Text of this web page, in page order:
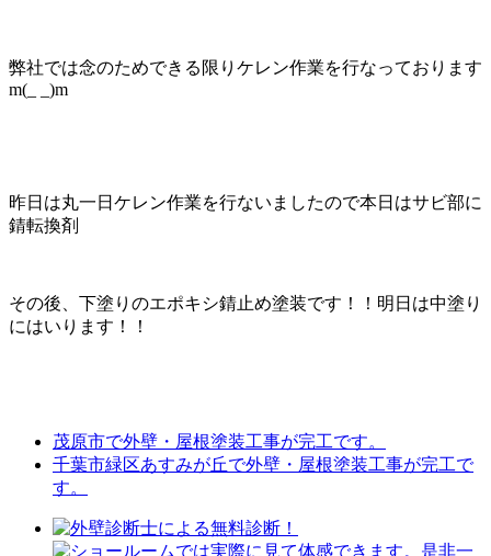
弊社では念のためできる限りケレン作業を行なっております
m(_ _)m
昨日は丸一日ケレン作業を行ないましたので本日はサビ部に
錆転換剤
その後、下塗りのエポキシ錆止め塗装です！！明日は中塗り
にはいります！！
茂原市で外壁・屋根塗装工事が完工です。
千葉市緑区あすみが丘で外壁・屋根塗装工事が完工で
す。